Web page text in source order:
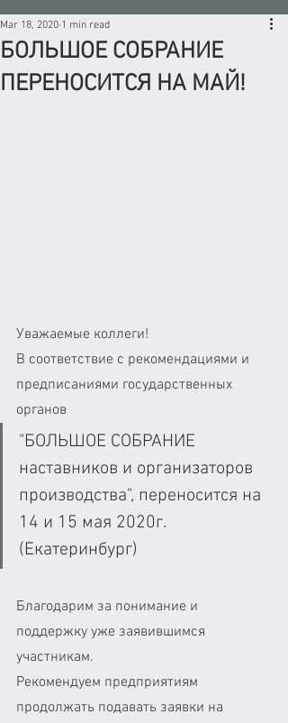
БОЛЬШОЕ СОБРАНИЕ
ПЕРЕНОСИТСЯ НА МАЙ!
Mar 18, 2020 1 min read
Уважаемые коллеги!
В соответствие с рекомендациями и
предписаниями государственных
органов
"БОЛЬШОЕ СОБРАНИЕ
наставников и организаторов
производства", переносится на
14 и 15 мая 2020г.
(Екатеринбург)
Благодарим за понимание и
поддержку уже заявившимся
участникам.
Рекомендуем предприятиям
продолжать подавать заявки на